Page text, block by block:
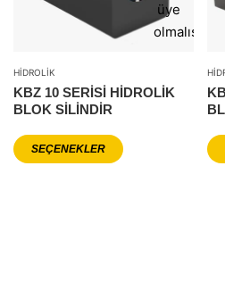
üye
olmalısınız
HIDROLIK
KBZ 10 SERİSİ HİDROLİK
BLOK SİLİNDİR
SEÇENEKLER